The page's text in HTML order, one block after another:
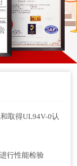
取得UL94V-0认
行性能检验